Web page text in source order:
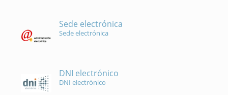
Sede electrónica
Sede electrónica
DNI electrónico
DNI electrónico